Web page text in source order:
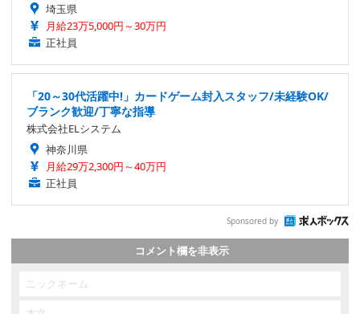
埼玉県
月給23万5,000円～30万円
正社員
「20～30代活躍中!」カードゲーム封入スタッフ/未経験OK/
ブランク歓迎/丁寧な指導
株式会社ELシステム
神奈川県
月給29万2,300円～40万円
正社員
Sponsored by
コメント欄を非表示